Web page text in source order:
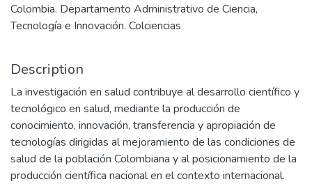
Colombia. Departamento Administrativo de Ciencia,
Tecnología e Innovación. Colciencias
Description
La investigación en salud contribuye al desarrollo científico y
tecnológico en salud, mediante la producción de
conocimiento, innovación, transferencia y apropiación de
tecnologías dirigidas al mejoramiento de las condiciones de
salud de la población Colombiana y al posicionamiento de la
producción científica nacional en el contexto internacional.